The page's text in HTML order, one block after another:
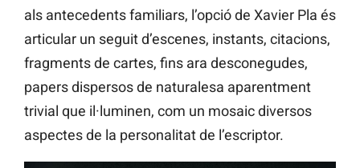
als antecedents familiars, l’opció de Xavier Pla és
articular un seguit d’escenes, instants, citacions,
fragments de cartes, fins ara desconegudes,
papers dispersos de naturalesa aparentment
trivial que il·luminen, com un mosaic diversos
aspectes de la personalitat de l’escriptor.